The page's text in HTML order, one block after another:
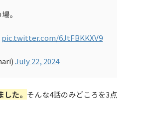
。
pic.twitter.com/6JtFBKKXV9
July 22, 2024
た。 そんな4話のみどころを3点